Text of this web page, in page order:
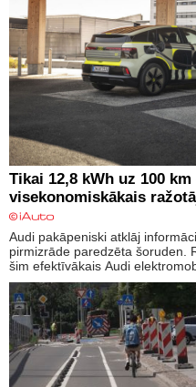
Tikai 12,8 kWh uz 100
visekonomiskākais
Audi pakāpeniski atklāj
pirmizrāde paredzēta šoruden.
šim efektīvākais Audi